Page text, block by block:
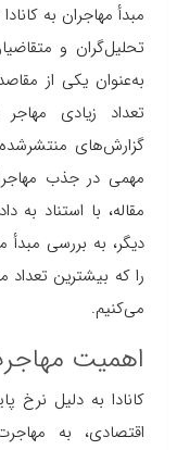
مبدأ مهاجران به
تحلیل‌گران و
به‌عنوان یکی از
تعداد زیادی
مهمی در جذب
مقاله، با استناد به
را که بیشترین تعداد
می‌کنیم.
اهمیت
کانادا به دلیل نرخ